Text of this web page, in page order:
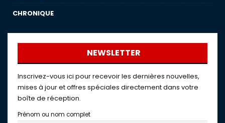
CHRONIQUE
NEWSLETTER
Inscrivez-vous ici pour recevoir les dernières nouvelles,
mises à jour et offres spéciales directement dans votre
boîte de réception.
Prénom ou nom complet